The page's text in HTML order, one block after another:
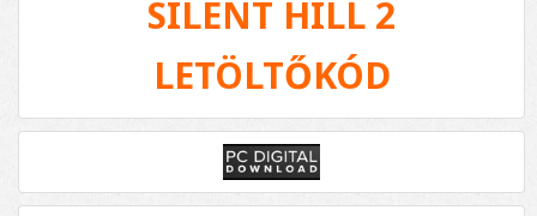
SILENT HILL 2
LETÖLTŐKÓD